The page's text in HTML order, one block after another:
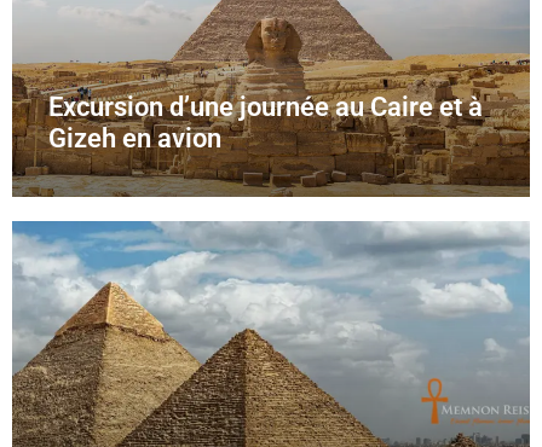
Excursion d’une journée au Caire et à
Gizeh en avion